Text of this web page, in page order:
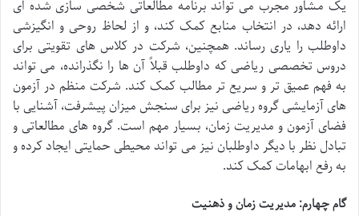
یک مشاور مجرب می تواند برنامه مطالعاتی شخصی سازی شده ای
ارائه دهد، در انتخاب منابع کمک کند، و از لحاظ روحی و انگیزشی
داوطلب را یاری رساند. همچنین، شرکت در کلاس های تقویتی برای
دروس تخصصی ریاضی که داوطلب قبلاً آن ها را نگذرانده، می تواند
به فهم عمیق تر و سریع تر مطالب کمک کند. شرکت منظم در آزمون
های آزمایشی گروه ریاضی نیز برای سنجش میزان پیشرفت، آشنایی با
فضای آزمون و مدیریت زمان، بسیار مهم است. گروه های مطالعاتی و
تبادل نظر با دیگر داوطلبان نیز می تواند محیطی حمایتی ایجاد کرده و
به رفع ابهامات کمک کند.
گام چهارم: مدیریت زمان و ذهنیت